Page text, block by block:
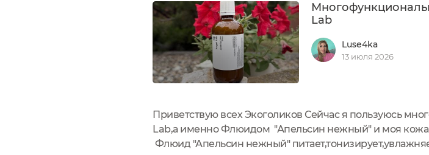
Lab
Luse4ka
13 июля 2026
Приветствую всех Экоголиков Сейчас я пользуюсь
Lab,а именно Флюидом "Апельсин нежный" и
Флюид "Апельсин нежный"